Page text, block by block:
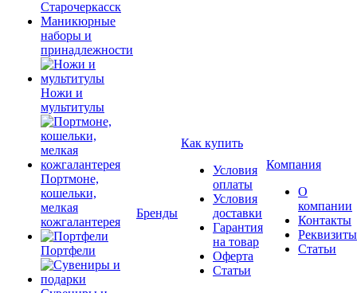
Старочеркасск
Маникюрные
наборы и
принадлежности
Ножи и
мультитулы
Портмоне,
кошельки,
мелкая
кожгалантерея
Портфели
Бренды
Как купить
Условия
оплаты
Условия
доставки
Гарантия
на товар
Оферта
Статьи
Компания
О
компании
Контакты
Реквизиты
Статьи